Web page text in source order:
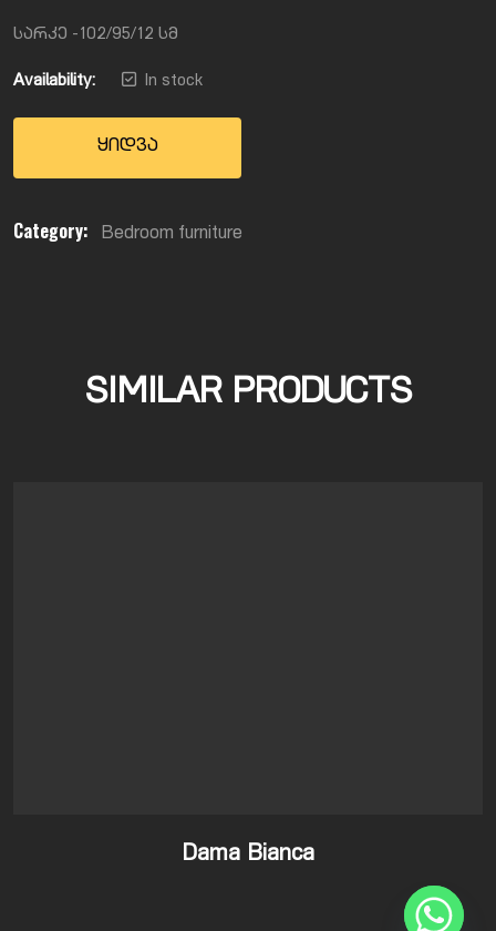
სარკე -102/95/12 სმ
Availability: In stock
ყიდვა
Category: Bedroom furniture
SIMILAR PRODUCTS
Dama Bianca